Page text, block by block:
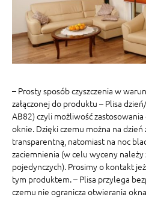
– Prosty sposób czyszczenia w
załączonej do produktu – Plisa
AB82) czyli możliwość
oknie. Dzięki czemu można na
transparentną, natomiast na noc
zaciemnienia (w celu wyceny
pojedynczych). Prosimy o kontakt
tym produktem. – Plisa przylega
czemu nie ogranicza otwierania